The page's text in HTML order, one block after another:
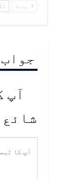
پچھلا
آپ
شائع